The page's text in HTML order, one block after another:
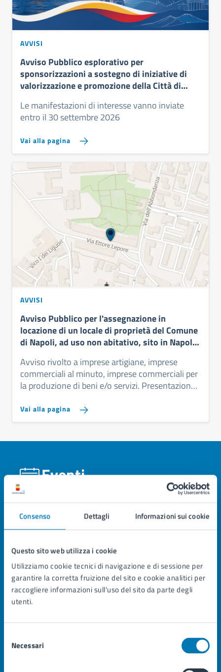
Consenso Dettagli Informazioni sui cookie
Questo sito web utilizza i cookie
Utilizziamo cookie tecnici di navigazione e di sessione per
garantire la corretta fruizione del sito e cookie analitici per
raccogliere informazioni sull'uso del sito da parte degli
utenti.
delNecessari
AVVISI
Avviso Pubblico esplorativo per
sponsorizzazioni a sostegno di iniziative di
valorizzazione e promozione della Città di
Le manifestazioni di interesse vanno inviate
entro il 30 settembre 2026
Vai alla pagina
AVVISI
Avviso Pubblico per l'assegnazione in
locazione di un locale di proprietà del Comune
di Napoli, ad uso non abitativo, sito in Napoli,
Avviso rivolto a imprese artigiane, imprese
commerciali al minuto, imprese commerciali per
la produzione di beni e/o servizi. Presentazione
2026
Vai alla pagina
Eventi
8 sabato
Mostra Fotografica “’A Fede Pe’ Maria”
Estate a Napoli 2026
Feste Patronali “Beato chi le vive” – IV